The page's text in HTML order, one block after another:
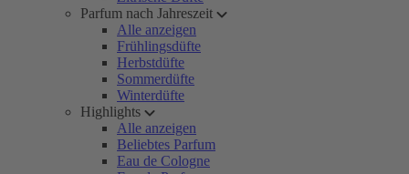
Parfum nach Jahreszeit
Alle anzeigen
Frühlingsdüfte
Herbstdüfte
Sommerdüfte
Winterdüfte
Highlights
Alle anzeigen
Beliebtes Parfum
Eau de Cologne